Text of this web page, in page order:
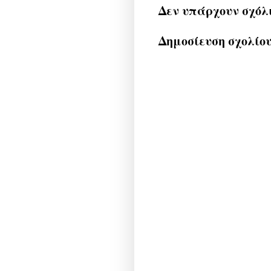
Δεν υπάρχουν
Δημοσίευση